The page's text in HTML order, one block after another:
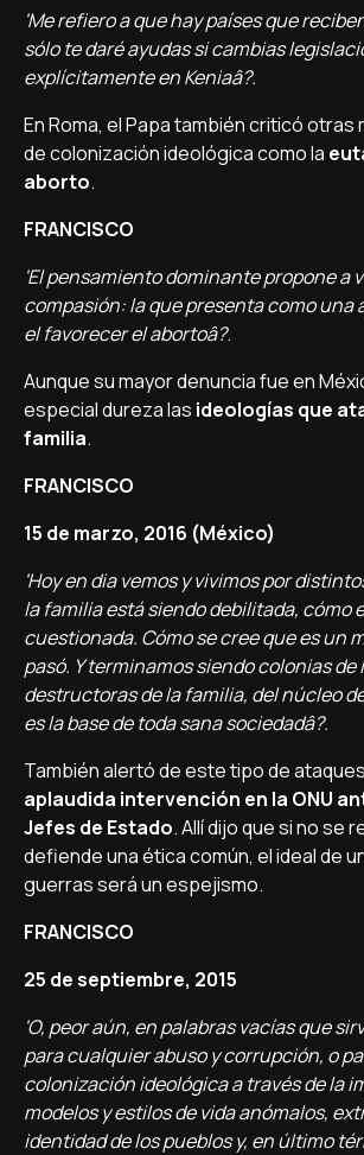
'Me refiero a que hay paí­ses que
sólo te daré ayudas si cambias
explí­citamente en Keniaâ?.
En Roma, el Papa también criticó
de colonización ideológica como la
aborto.
FRANCISCO
'El pensamiento dominante propone a
compasión: la que presenta como una
el favorecer el abortoâ?.
Aunque su mayor denuncia fue en
especial dureza las ideologí­as que
familia.
FRANCISCO
15 de marzo, 2016 (México)
'Hoy en dia vemos y vivimos por
la familia está siendo debilitada, cómo
cuestionada. Cómo se cree que es un
pasó. Y terminamos siendo colonias de
destructoras de la familia, del núcleo
es la base de toda sana sociedadâ?.
También alertó de este tipo de
aplaudida intervención en la ONU
Jefes de Estado. Allí­ dijo que si no se
defiende una ética común, el ideal de
guerras será un espejismo.
FRANCISCO
25 de septiembre, 2015
'O, peor aún, en palabras vací­as que
para cualquier abuso y corrupción, o
colonización ideológica a través de la
modelos y estilos de vida anómalos,
identidad de los pueblos y, en último